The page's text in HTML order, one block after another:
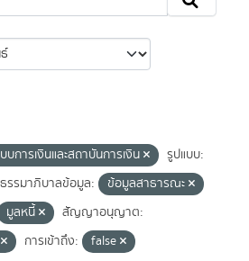
บการเงินและสถาบันการเงิน
รูปแบบ:
รรมาภิบาลข้อมูล:
ข้อมูลสาธารณะ
มูลหนี้
สัญญาอนุญาต:
การเข้าถึง:
false